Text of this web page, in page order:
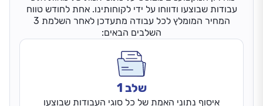
עבודות שבוצעו ודווחו על ידי לקוחותינו. אחת לחודש טווח
המחיר המומלץ לכל עבודה מתעדכן לאחר השלמת 3
השלבים הבאים:
שלב 1
איסוף נתוני האמת של כל סוגי העבודות שבוצעו